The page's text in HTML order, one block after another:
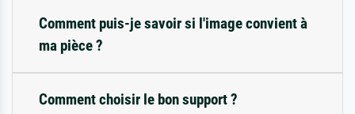
Comment puis-je savoir si l'image convient à
ma pièce ?
Comment choisir le bon support ?